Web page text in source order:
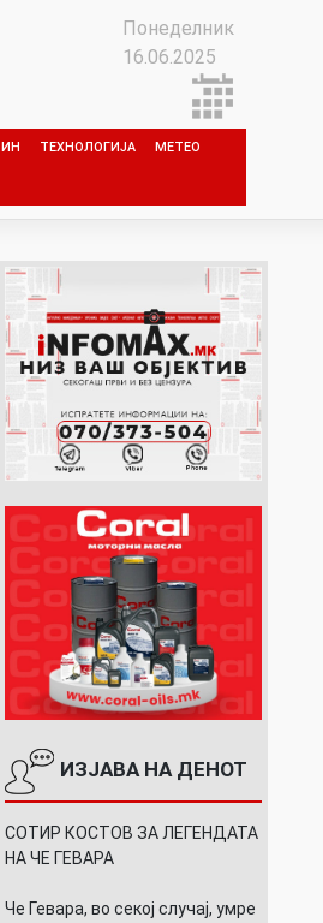
Понеделник
16.06.2025
ТЕХНОЛОГИЈА МЕТЕО
ИЗЈАВА НА ДЕНОТ
СОТИР КОСТОВ ЗА ЛЕГЕНДАТА
НА ЧЕ ГЕВАРА
Че Гевара, во секој случај, умре